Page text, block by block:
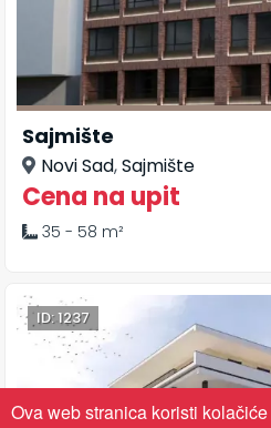
Sajmište
Novi Sad,Sajmište
Cena na upit
35 - 58 m²
ID: 1237
Ova web stranica koristi